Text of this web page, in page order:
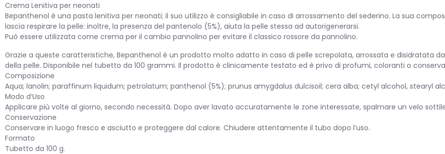
Crema Lenitiva per neonati
Bepanthenol è una pasta lenitiva per neonati; il suo utilizzo è consigliabile in caso di arrossamento del sederino. La sua
lascia respirare la pelle: inoltre, la presenza del pantenolo (5%), aiuta la pelle stessa ad autorigenerarsi.
Può essere utilizzata come crema per il cambio pannolino per evitare il classico rossore da pannolino.
Grazie a queste caratteristiche, Bepanthenol è un prodotto molto adatto in caso di pelle screpolata, arrossata e disidratata
della pelle. Disponibile nel tubetto da 100 grammi. Il prodotto è clinicamente testato ed è privo di profumi, coloranti o
Composizione
Aqua; lanolin; paraffinum liquidum; petrolatum; panthenol (5%); prunus amygdalus dulcisoil; cera alba; cetyl alcohol, stearyl
Modo d’Uso
Applicare più volte al giorno, secondo necessità. Dopo aver lavato accuratamente le zone interessate, spalmare un velo
Conservazione
Conservare in luogo fresco e asciutto e proteggere dal calore. Chiudere attentamente il tubo dopo l’uso.
Formato
Tubetto da 100 g.